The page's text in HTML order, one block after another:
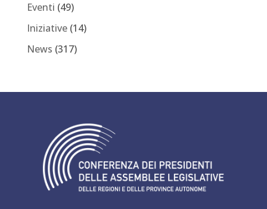
Eventi (49)
Iniziative(14)
News (317)